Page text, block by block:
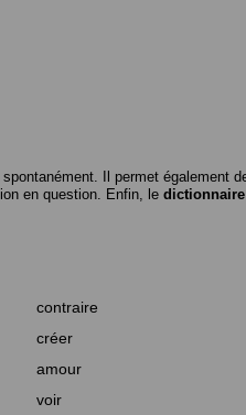
Il permet également
en question. Enfin, le
contraire
créer
amour
voir